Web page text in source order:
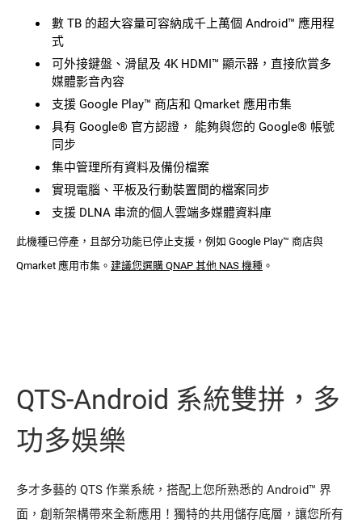
數 TB 的超大容量可容納成千上萬個 Android™ 應用程
式
可外接鍵盤、滑鼠及 4K HDMI™ 顯示器，直接欣賞多
媒體影音內容
支援 Google Play™ 商店和 Qmarket 應用市集
具有 Google® 官方認證， 能夠與您的 Google® 帳號
同步
集中管理所有資料及備份檔案
實現電腦、平板及行動裝置間的檔案同步
支援 DLNA 串流的個人雲端多媒體資料庫
此機種已停產，且部分功能已停止支援，例如 Google Play™ 商店與
Qmarket 應用市集。 建議您選購 QNAP 其他 NAS 機種 。
QTS-Android 系統雙拼，多
功多娛樂
多才多藝的 QTS 作業系統，搭配上您所熟悉的 Android™ 界
面，創新架構帶來全新應用！獨特的共用儲存底層，讓您所有